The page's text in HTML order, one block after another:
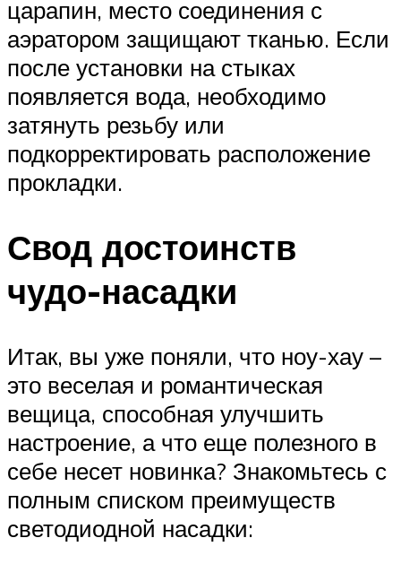
царапин, место соединения с
аэратором защищают тканью. Если
после установки на стыках
появляется вода, необходимо
затянуть резьбу или
подкорректировать расположение
прокладки.
Свод достоинств
чудо-насадки
Итак, вы уже поняли, что ноу-хау –
это веселая и романтическая
вещица, способная улучшить
настроение, а что еще полезного в
себе несет новинка? Знакомьтесь с
полным списком преимуществ
светодиодной насадки: